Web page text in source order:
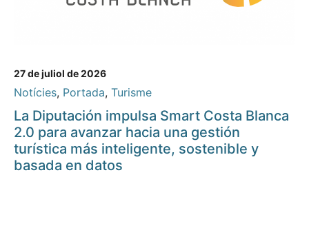
27 de juliol de 2026
Notícies, Portada, Turisme
La Diputación impulsa Smart Costa Blanca
2.0 para avanzar hacia una gestión
turística más inteligente, sostenible y
basada en datos